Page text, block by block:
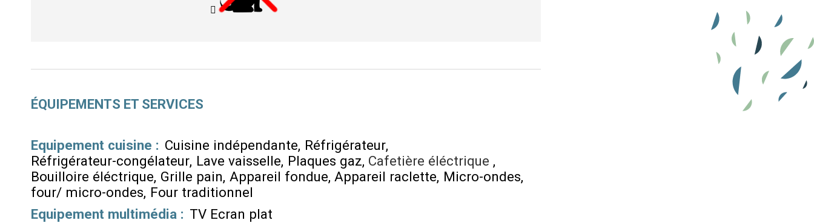
ÉQUIPEMENTS ET SERVICES
Equipement cuisine : Cuisine indépendante Réfrigérateur
Réfrigérateur-congélateur Lave vaisselle Plaques gaz Cafetière éléctrique
Bouilloire éléctrique Grille pain Appareil fondue Appareil raclette Micro-ondes
four/ micro-ondes Four traditionnel
Equipement multimédia : TV Ecran plat